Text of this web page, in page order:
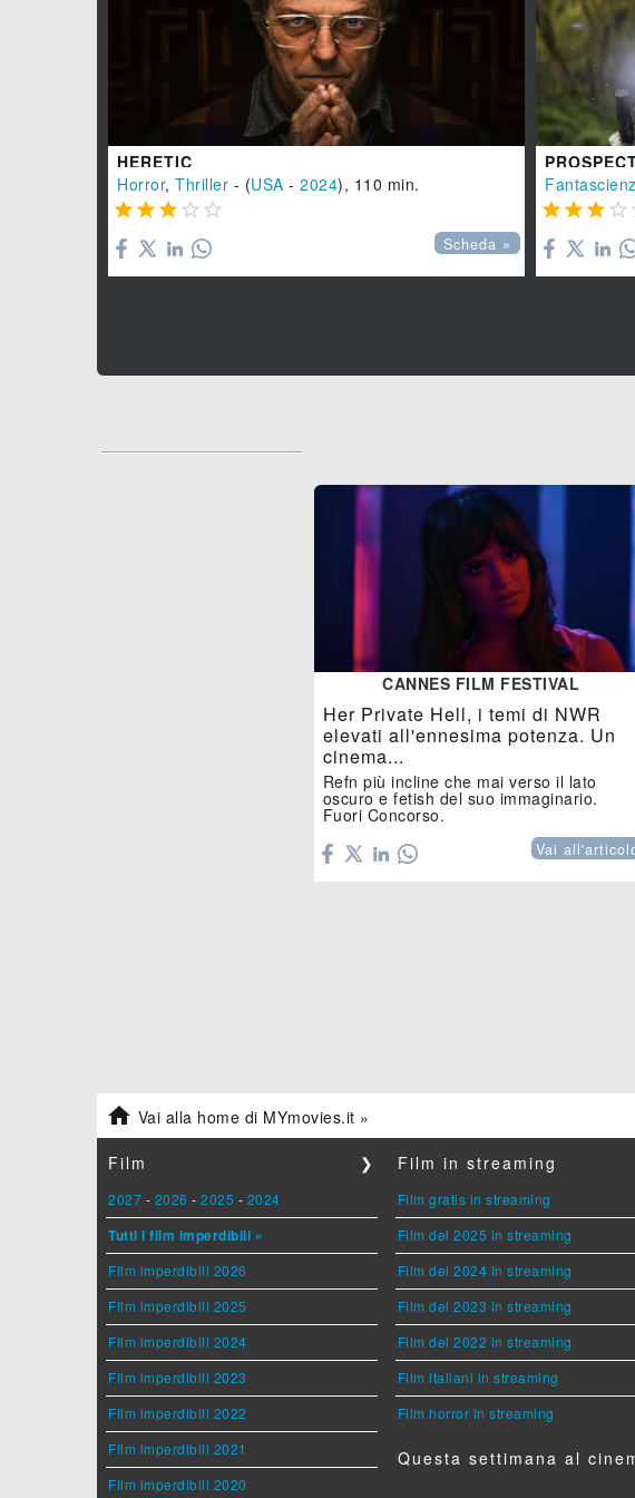
HERETIC
Horror, Thriller - (USA - 2024), 110 min.
    
Scheda »
   
CANNES FILM FESTIVAL
Her Private Hell, i temi di NWR
elevati all'ennesima potenza. Un
cinema...
Refn più incline che mai verso il lato
oscuro e fetish del suo immaginario.
Fuori Concorso.
Vai
 Vai alla home di MYmovies.it »
Film ❯
2027 - 2026 - 2025 - 2024
Tutti i film imperdibili »
Film imperdibili 2026
Film imperdibili 2025
Film imperdibili 2024
Film imperdibili 2023
Film imperdibili 2022
Film imperdibili 2021
Film imperdibili 2020
Film in streaming
Film gratis in streaming
Film del 2025 in streaming
Film del 2024 in streaming
Film del 2023 in streaming
Film del 2022 in streaming
Film italiani in streaming
Film horror in streaming
Questa settimana al